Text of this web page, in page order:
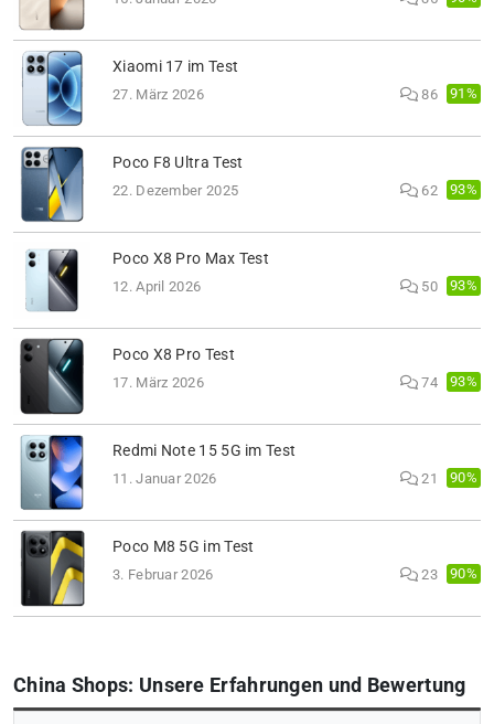
Xiaomi 17 im Test
27. März 2026 86 91%
Poco F8 Ultra Test
22. Dezember 2025 62 93%
Poco X8 Pro Max Test
12. April 2026 50 93%
Poco X8 Pro Test
17. März 2026 74 93%
Redmi Note 15 5G im Test
11. Januar 2026 21 90%
Poco M8 5G im Test
3. Februar 2026 23 90%
China Shops: Unsere Erfahrungen und Bewertung